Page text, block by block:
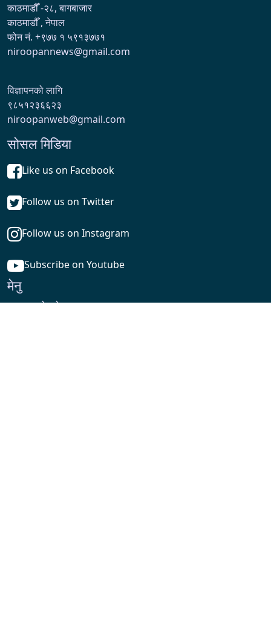
काठमाडौँ -२८, बागबाजार
काठमाडौँ , नेपाल
फोन नं. +९७७ १ ५९१३७७१
niroopannews@gmail.com
विज्ञापनको लागि
९८५१२३६६२३
niroopanweb@gmail.com
सोसल मिडिया
Like us on Facebook
Follow us on Twitter
Follow us on Instagram
Subscribe on Youtube
मेनु
हाम्रो बारे